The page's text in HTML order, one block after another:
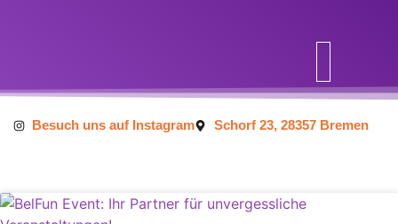
Besuch uns auf Instagram Schorf 23, 28357 Bremen